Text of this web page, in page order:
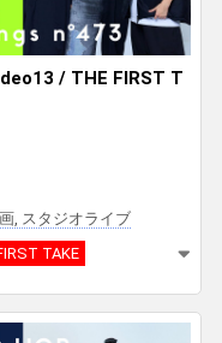
/ THE FIRST T
, スタジオライブ
TAKE